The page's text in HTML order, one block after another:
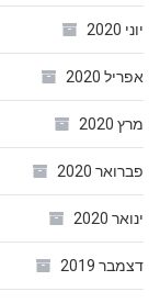
יוני 2020
אפריל 2020
מרץ 2020
פברואר 2020
ינואר 2020
דצמבר 2019